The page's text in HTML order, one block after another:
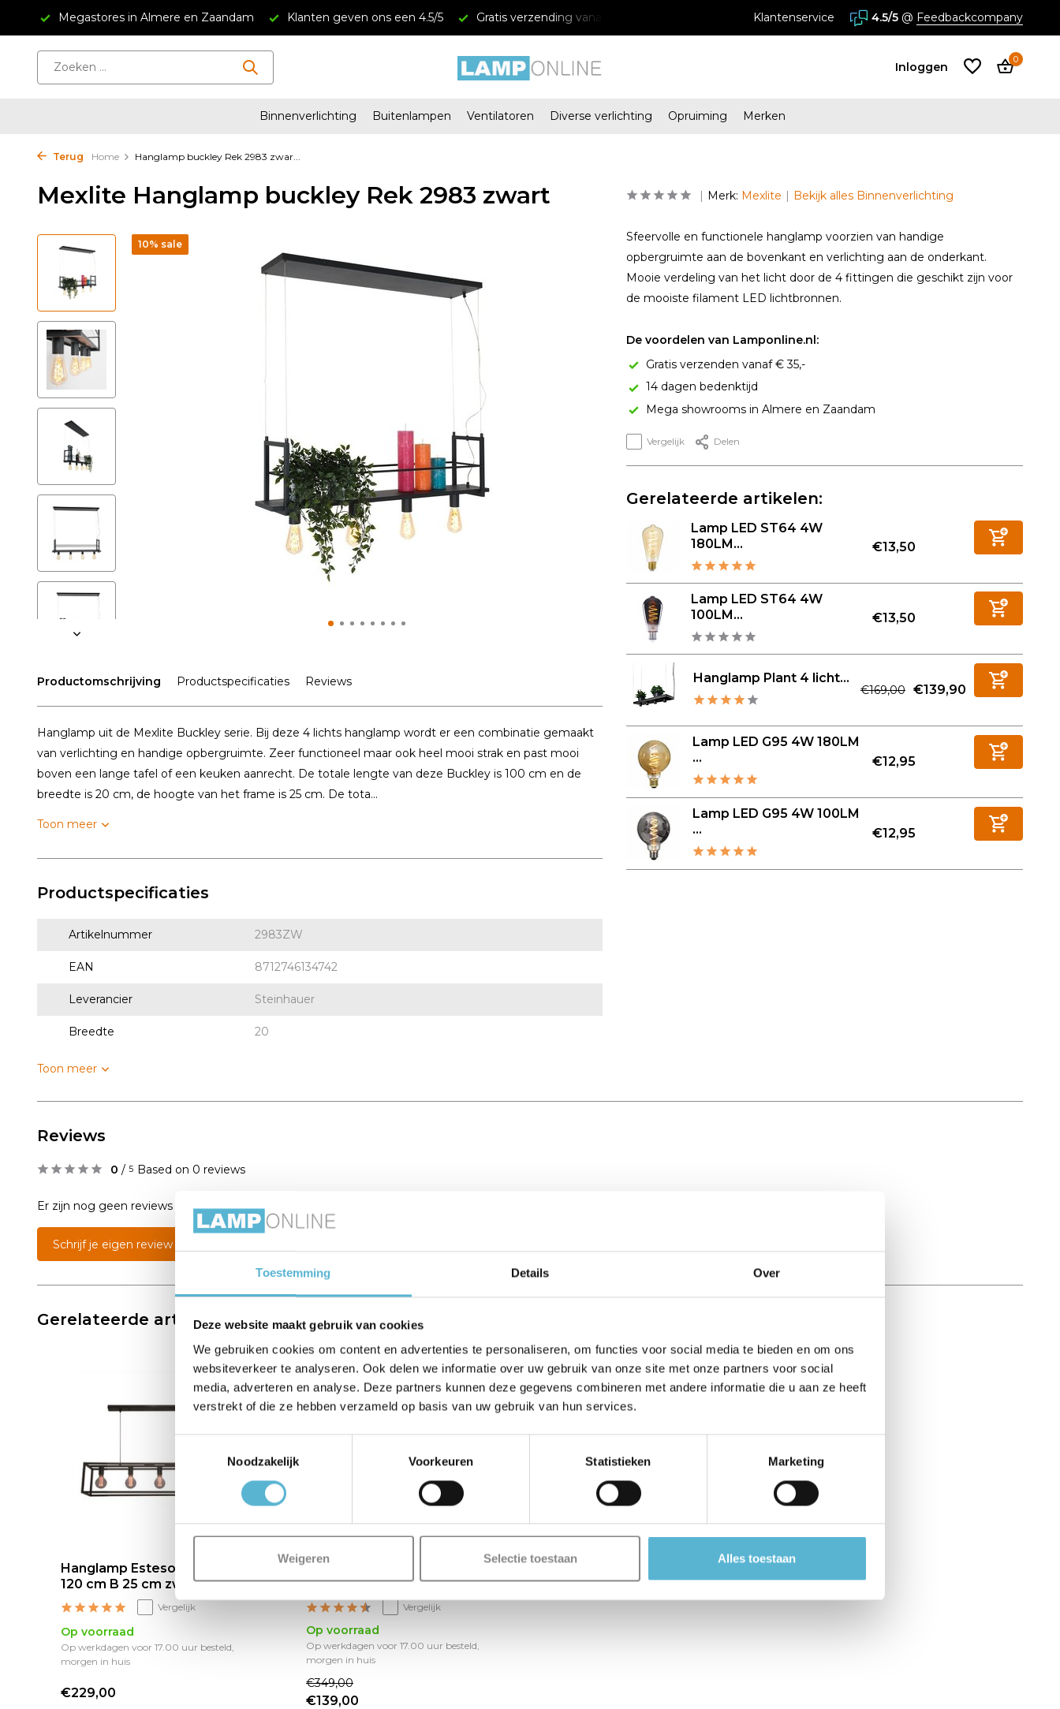
Toestemming Details Over
Deze website maakt gebruik van cookies
We gebruiken cookies om content en advertenties te personaliseren, om functies voor social media te bieden en om ons
websiteverkeer te analyseren. Ook delen we informatie over uw gebruik van onze site met onze partners voor social
media, adverteren en analyse. Deze partners kunnen deze gegevens combineren met andere informatie die u aan ze heeft
verstrekt of die ze hebben verzameld op basis van uw gebruik van hun services.
Noodzakelijk
Voorkeuren Statistieken Marketing
Weigeren Selectie toestaan Alles toestaan
Megastores in Almere en Zaandam Klanten geven ons een 4.5/5 Gratis verzending vanaf € 34,95 Megastores in Almere en Zaandam
Klantenservice 4.5/5 @ Feedbackcompany
Inloggen
Account
0
Binnenverlichting Buitenlampen Ventilatoren Diverse verlichting Opruiming Merken
Terug Home Hanglamp buckley Rek 2983 zwar...
Mexlite Hanglamp buckley Rek 2983 zwart
10% sale
Productomschrijving Productspecificaties Reviews
Hanglamp uit de Mexlite Buckley serie. Bij deze 4 lichts hanglamp wordt er een combinatie gemaakt
van verlichting en handige opbergruimte. Zeer functioneel maar ook heel mooi strak en past mooi
boven een lange tafel of een keuken aanrecht. De totale lengte van deze Buckley is 100 cm en de
breedte is 20 cm, de hoogte van het frame is 25 cm. De tota...
Toon meer
Productspecificaties
Artikelnummer 2983ZW
EAN 8712746134742
Leverancier Steinhauer
Breedte 20
Toon meer
Merk: Mexlite Bekijk alles Binnenverlichting
Sfeervolle en functionele hanglamp voorzien van handige
opbergruimte aan de bovenkant en verlichting aan de onderkant.
Mooie verdeling van het licht door de 4 fittingen die geschikt zijn voor
de mooiste filament LED lichtbronnen.
De voordelen van Lamponline.nl:
Gratis verzenden vanaf € 35,-
14 dagen bedenktijd
Mega showrooms in Almere en Zaandam
Vergelijk Delen
Gerelateerde artikelen:
Lamp LED ST64 4W
180LM...
€13,50
Lamp LED ST64 4W
100LM...
€13,50
Hanglamp Plant 4 licht...
€169,00 €139,90
Lamp LED G95 4W 180LM
...
€12,95
Lamp LED G95 4W 100LM
...
€12,95
Reviews
0 / 5 Based on 0 reviews
Er zijn nog geen reviews geschreven over dit product..
Schrijf je eigen review
Gerelateerde artikelen:
Hanglamp Esteso 5 lichts L
120 cm B 25 cm zwart
Vergelijk
Op voorraad
Op werkdagen voor 17.00 uur besteld,
morgen in huis
€229,00
sale 60%
Hanglamp Esteso 7 lichts L
168 cm B 25 cm zwart
Vergelijk
Op voorraad
Op werkdagen voor 17.00 uur besteld,
morgen in huis
€349,00
€139,00